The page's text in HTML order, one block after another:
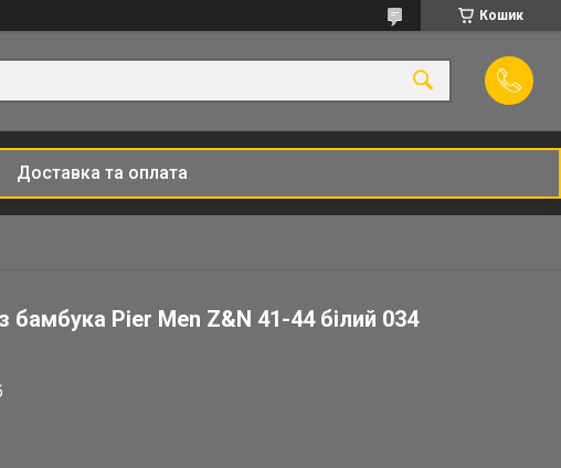
Кошик
Доставка та оплата
бамбука Pier Men Z&N 41-44 білий 034